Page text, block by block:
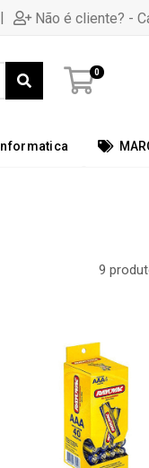
| Não é cliente? -
0
Informatica
9